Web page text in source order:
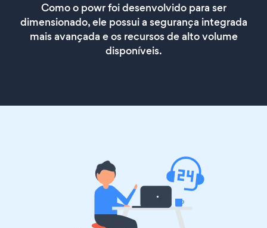
Como o powr foi desenvolvido para ser
dimensionado, ele possui a segurança integrada
mais avançada e os recursos de alto volume
disponíveis.